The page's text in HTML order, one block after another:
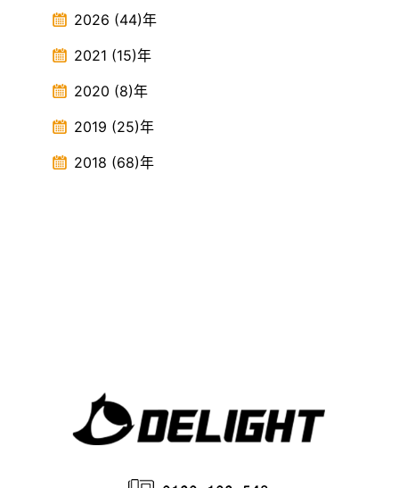
2026 (44)年
2021 (15)年
2020 (8)年
2019 (25)年
2018 (68)年